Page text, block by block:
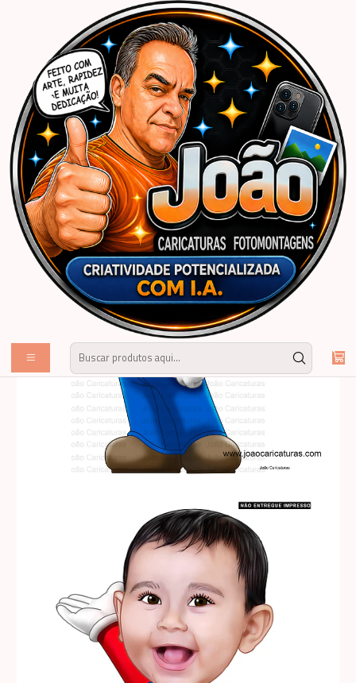
Caricaturas Personalizadas | João Caricaturas Criança
Caricatura festa aniversário, bebê, menino, roupinha, personagem Mário
Bross, fantasiado, 1, 2, 3, 4, 5, aninhos, anos, convite